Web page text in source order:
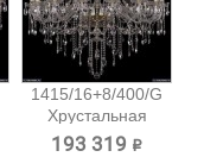
1415/16+8/400/G
Хрустальная
подвесная...
193 319 ₽